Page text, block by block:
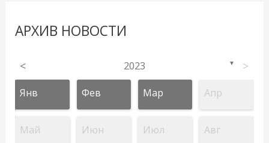
АРХИВ НОВОСТИ
< 2023 ▼ >
Янв Фев Мар Апр
Май Июн Июл Авг